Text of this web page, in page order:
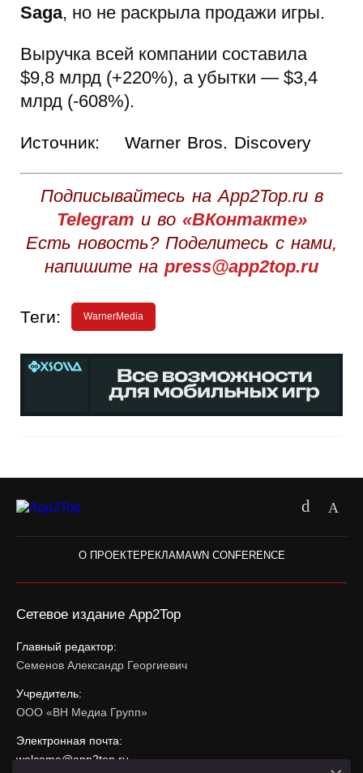
Saga, но не раскрыла продажи игры.
Выручка всей компании составила
$9,8 млрд (+220%), а убытки — $3,4
млрд (-608%).
Источник: Warner Bros. Discovery
Подписывайтесь на App2Top.ru в
Telegram и во «ВКонтакте»
Есть новость? Поделитесь с нами,
напишите на press@app2top.ru
Теги: WarnerMedia
О ПРОЕКТЕРЕКЛАМАWN CONFERENCE
Сетевое издание App2Top
Главный редактор:
Семенов Александр Георгиевич
Учредитель:
ООО «ВН Медиа Групп»
Электронная почта:
welcome@app2top.ru